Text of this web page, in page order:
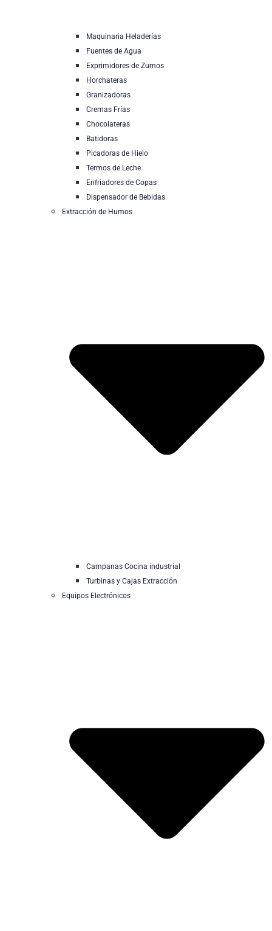
Maquinaria Heladerías
Fuentes de Agua
Exprimidores de Zumos
Horchateras
Granizadoras
Cremas Frías
Chocolateras
Batidoras
Picadoras de Hielo
Termos de Leche
Enfriadores de Copas
Dispensador de Bebidas
Extracción de Humos
Campanas Cocina industrial
Turbinas y Cajas Extracción
Equipos Electrónicos